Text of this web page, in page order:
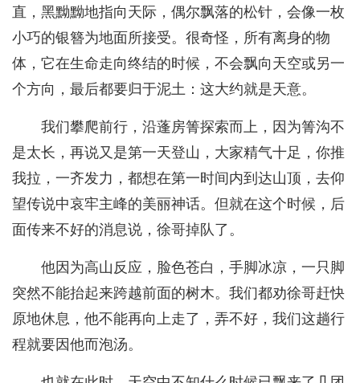
直，黑黝黝地指向天际，偶尔飘落的松针，会像一枚
小巧的银簪为地面所接受。很奇怪，所有离身的物
体，它在生命走向终结的时候，不会飘向天空或另一
个方向，最后都要归于泥土：这大约就是天意。
我们攀爬前行，沿蓬房箐探索而上，因为箐沟不
是太长，再说又是第一天登山，大家精气十足，你推
我拉，一齐发力，都想在第一时间内到达山顶，去仰
望传说中哀牢主峰的美丽神话。但就在这个时候，后
面传来不好的消息说，徐哥掉队了。
他因为高山反应，脸色苍白，手脚冰凉，一只脚
突然不能抬起来跨越前面的树木。我们都劝徐哥赶快
原地休息，他不能再向上走了，弄不好，我们这趟行
程就要因他而泡汤。